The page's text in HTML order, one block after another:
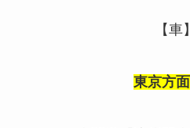
【車】
東京方